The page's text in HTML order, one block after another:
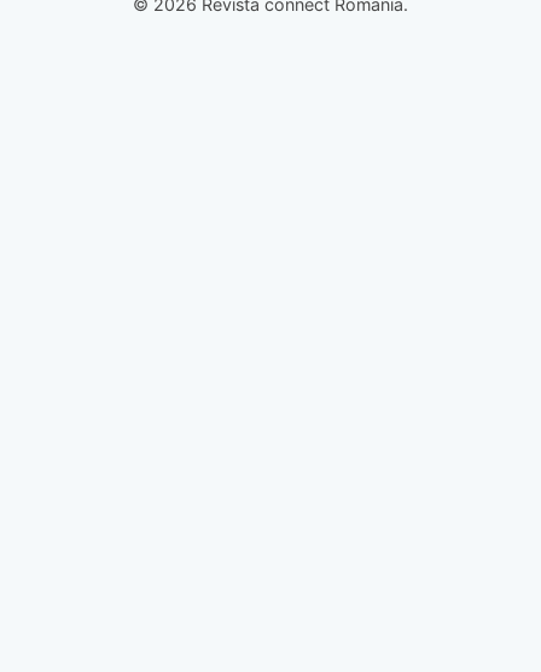
© 2026 Revista connect Romania.